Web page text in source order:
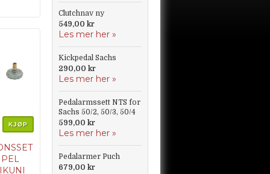
KJØP
Clutchnav ny
549,00 kr
Les mer her »
Kickpedal Sachs
290,00 kr
Les mer her »
Pedalarmssett NTS for
Sachs 50/2, 50/3, 50/4
599,00 kr
Les mer her »
Pedalarmer Puch
679,00 kr